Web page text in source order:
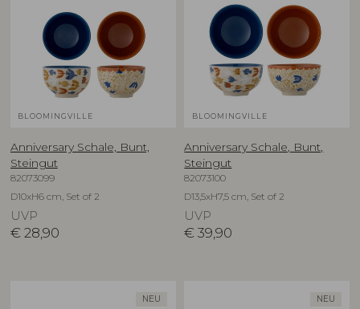
BLOOMINGVILLE
Anniversary Schale, Bunt,
Steingut
82073099
D10xH6 cm, Set of 2
UVP
€ 28,90
BLOOMINGVILLE
Anniversary Schale, Bunt,
Steingut
82073100
D13,5xH7,5 cm, Set of 2
UVP
€ 39,90
NEU NEU